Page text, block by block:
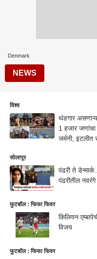
Denmark
NEWS
विश्व
थंडगार
1 हजार जणांचा
जर्मनी, इटलीत
सोलापूर
पंढरी ते
पंढरीतील
फुटबॉल : फिफा फिवर
किलियन
विजय
फुटबॉल : फिफा फिवर